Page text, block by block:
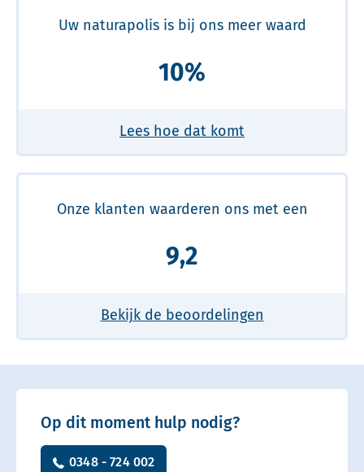
Uw naturapolis is bij ons meer waard
10%
Lees hoe dat komt
Onze klanten waarderen ons met een
9,2
Bekijk de beoordelingen
Op dit moment hulp nodig?
0348 - 724 002